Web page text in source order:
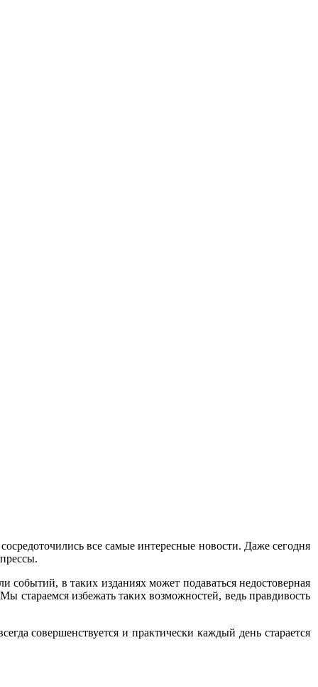
все самые интересные новости. Даже сегодня
событий, в таких изданиях может подаваться недостоверная
избежать таких возможностей, ведь правдивость
совершенствуется и практически каждый день старается